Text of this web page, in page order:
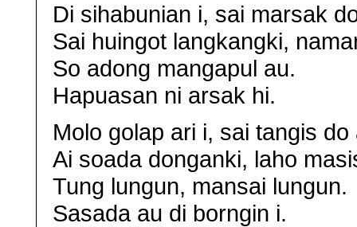
Di sihabunian i, sai marsak
Sai huingot langkangki,
So adong mangapul au.
Hapuasan ni arsak hi.
Molo golap ari i, sai tangis do
Ai soada donganki, laho
Tung lungun, mansai lungun.
Sasada au di borngin i.